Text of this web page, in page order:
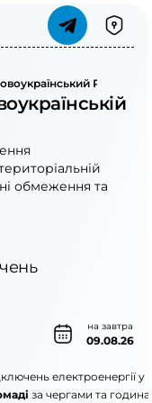
Район
обмеження та
на завтра
09.08.26
електроенергії у
за чергами та